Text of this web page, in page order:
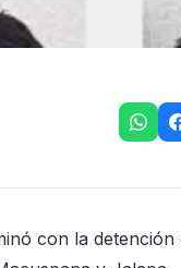
con la detención